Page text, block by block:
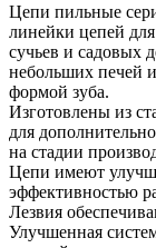
Цепи пильные
линейки цепей
сучьев и садовых
небольших печей
формой зуба.
Изготовлены из
для
на стадии
Цепи имеют
эффективностью
Лезвия
Улучшенная